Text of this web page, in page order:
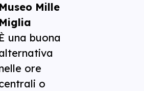
Museo Mille
Miglia
È una buona
ore
o